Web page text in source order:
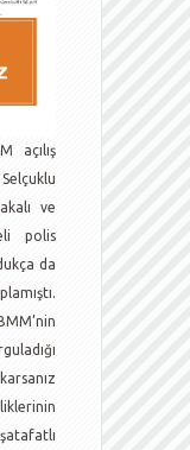
açılış
ve
polis
da